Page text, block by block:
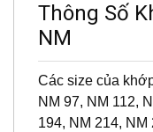
Thông Số
NM
Các size của
NM 97, NM 112,
194, NM 214, NM